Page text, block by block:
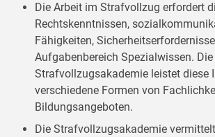
Die Arbeit im Strafvollzug erfordert
Rechtskenntnissen,
Fähigkeiten,
Aufgabenbereich Spezialwissen. Die
Strafvollzugsakademie leistet diese
verschiedene Formen von
Bildungsangeboten.
Die Strafvollzugsakademie